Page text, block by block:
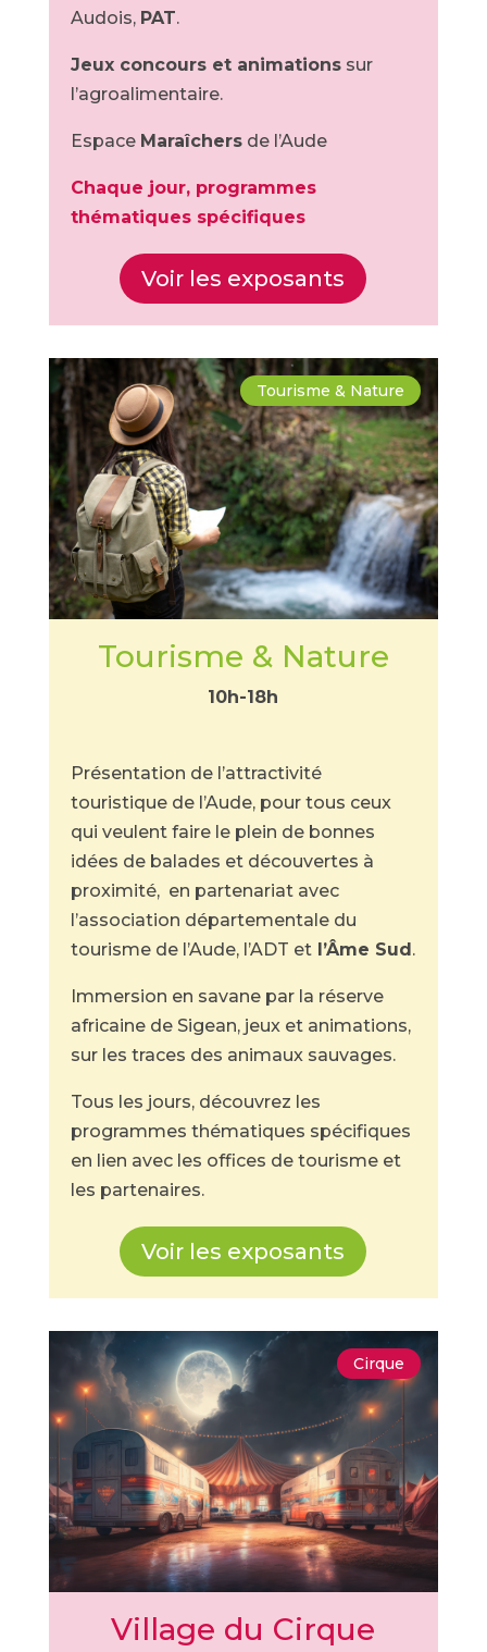
Audois, PAT.
Jeux concours et animationssur
l’agroalimentaire.
Espace Maraîchersde l’Aude
Chaque jour, programmes
thématiques spécifiques
Voir les exposants
Tourisme & Nature
Tourisme & Nature
10h-18h
Présentation de l’attractivité
touristique de l’Aude, pour tous ceux
qui veulent faire le plein de bonnes
idées de balades et découvertes à
proximité, en partenariat avec
l’association départementale du
tourisme de l’Aude, l’ADT etl’Âme Sud.
Immersion en savane par la réserve
africaine de Sigean, jeux et animations,
sur les traces des animaux sauvages.
Tous les jours, découvrez les
programmes thématiques spécifiques
en lien avec les offices de tourisme et
les partenaires.
Voir les exposants
Cirque
Village du Cirque